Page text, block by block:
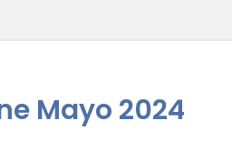
Mayo 2024